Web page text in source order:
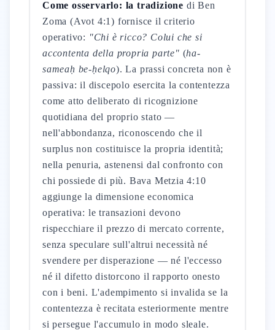
Come osservarlo: la tradizione di Ben
Zoma (Avot 4:1) fornisce il criterio
operativo: "Chi è ricco? Colui che si
accontenta della propria parte" (ha-
sameaḥ be-ḥelqo). La prassi concreta non è
passiva: il discepolo esercita la contentezza
come atto deliberato di ricognizione
quotidiana del proprio stato —
nell'abbondanza, riconoscendo che il
surplus non costituisce la propria identità;
nella penuria, astenensi dal confronto con
chi possiede di più. Bava Metzia 4:10
aggiunge la dimensione economica
operativa: le transazioni devono
rispecchiare il prezzo di mercato corrente,
senza speculare sull'altrui necessità né
svendere per disperazione — né l'eccesso
né il difetto distorcono il rapporto onesto
con i beni. L'adempimento si invalida se la
contentezza è recitata esteriormente mentre
si persegue l'accumulo in modo sleale.